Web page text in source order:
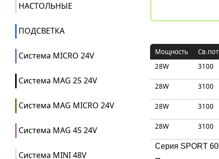
НАСТОЛЬНЫЕ
ПОДСВЕТКА
Система MICRO 24V
Система MAG 25 24V
Система MAG MICRO 24V
Система MAG 45 24V
Система MINI 48V
Mощность
28W
3100
28W 3100
28W 3100
28W 3100
Серия SPORT